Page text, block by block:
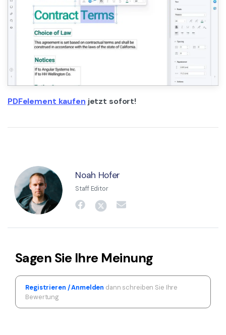
PDFelement kaufen jetzt sofort!
Noah Hofer
Staff Editor
Sagen Sie Ihre Meinung
Registrieren / Anmelden dann schreiben Sie Ihre
Bewertung